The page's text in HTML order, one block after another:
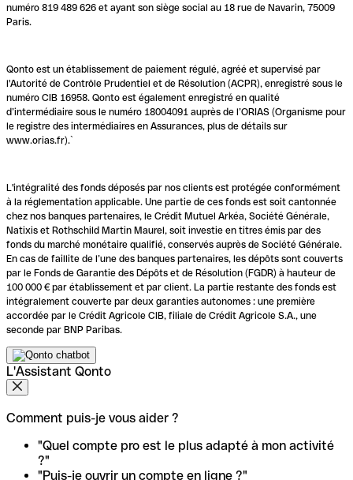
numéro 819 489 626 et ayant son siège social au 18 rue de Navarin, 75009
Paris.
Qonto est un établissement de paiement régulé, agréé et supervisé par
l'Autorité de Contrôle Prudentiel et de Résolution (ACPR), enregistré sous le
numéro CIB 16958. Qonto est également enregistré en qualité
d’intermédiaire sous le numéro 18004091 auprès de l’ORIAS (Organisme pour
le registre des intermédiaires en Assurances, plus de détails sur
www.orias.fr).`
L'intégralité des fonds déposés par nos clients est protégée conformément
à la réglementation applicable. Une partie de ces fonds est soit cantonnée
chez nos banques partenaires, le Crédit Mutuel Arkéa, Société Générale,
Natixis et Rothschild Martin Maurel, soit investie en titres émis par des
fonds du marché monétaire qualifié, conservés auprès de Société Générale.
En cas de faillite de l’une des banques partenaires, les dépôts sont couverts
par le Fonds de Garantie des Dépôts et de Résolution (FGDR) à hauteur de
100 000 € par établissement et par client. La partie restante des fonds est
intégralement couverte par deux garanties autonomes : une première
accordée par le Crédit Agricole CIB, filiale de Crédit Agricole S.A., une
seconde par BNP Paribas.
L'Assistant Qonto
Comment puis-je vous aider ?
"Quel compte pro est le plus adapté à mon activité
?"
"Puis-je ouvrir un compte en ligne ?"